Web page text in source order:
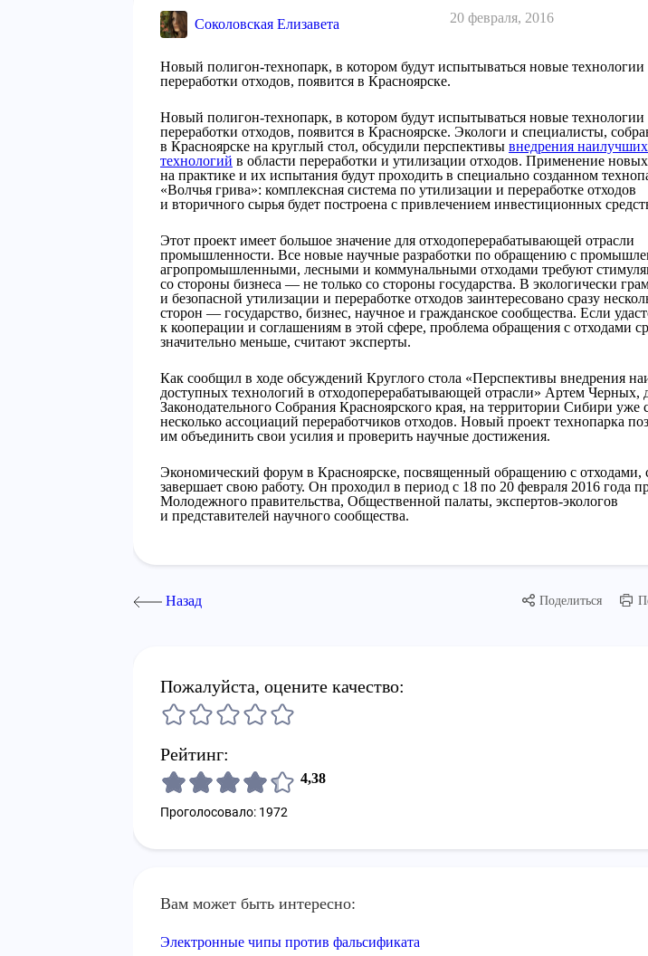
Соколовская Елизавета 20 февраля, 2016
Новый полигон-технопарк, в котором будут испытываться новые технологии
переработки отходов, появится в Красноярске.
Новый полигон-технопарк, в котором будут испытываться новые технологии
переработки отходов, появится в Красноярске. Экологи и специалисты,
в Красноярске на круглый стол, обсудили перспективы внедрения
технологий в области переработки и утилизации отходов. Применение новых
на практике и их испытания будут проходить в специально созданном
«Волчья грива»: комплексная система по утилизации и переработке отходов
и вторичного сырья будет построена с привлечением инвестиционных
Этот проект имеет большое значение для отходоперерабатывающей отрасли
промышленности. Все новые научные разработки по обращению с
агропромышленными, лесными и коммунальными отходами требуют
со стороны бизнеса — не только со стороны государства. В экологически
и безопасной утилизации и переработке отходов заинтересовано сразу
сторон — государство, бизнес, научное и гражданское сообщества. Если
к кооперации и соглашениям в этой сфере, проблема обращения с отходами
значительно меньше, считают эксперты.
Как сообщил в ходе обсуждений Круглого стола «Перспективы внедрения
доступных технологий в отходоперерабатывающей отрасли» Артем Черных,
Законодательного Собрания Красноярского края, на территории Сибири уже
несколько ассоциаций переработчиков отходов. Новый проект технопарка
им объединить свои усилия и проверить научные достижения.
Экономический форум в Красноярске, посвященный обращению с отходами,
завершает свою работу. Он проходил в период с 18 по 20 февраля 2016 года
Молодежного правительства, Общественной палаты, экспертов-экологов
и представителей научного сообщества.
Назад Поделиться
Пожалуйста, оцените качество:
Рейтинг:
4,38
Проголосовало: 1972
Вам может быть интересно:
Электронные чипы против фальсификата